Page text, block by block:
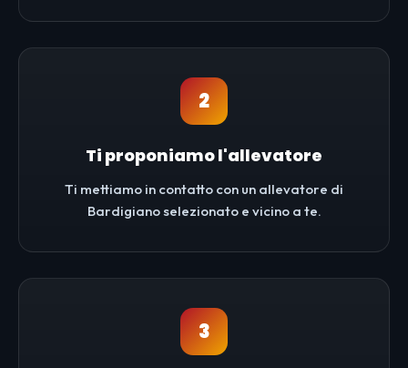
2
Ti proponiamo l'allevatore
Ti mettiamo in contatto con un allevatore di
Bardigiano selezionato e vicino a te.
3